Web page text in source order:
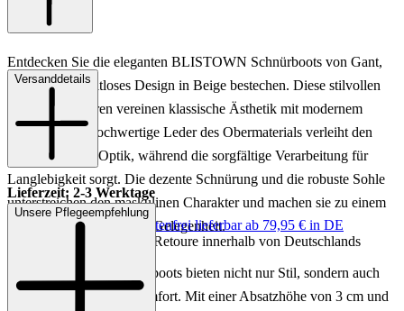
Entdecken Sie die eleganten BLISTOWN Schnürboots von Gant,
die durch ihr zeitloses Design in Beige bestechen. Diese stilvollen
Schuhe für Herren vereinen klassische Ästhetik mit modernem
Komfort. Das hochwertige Leder des Obermaterials verleiht den
Boots eine edle Optik, während die sorgfältige Verarbeitung für
Langlebigkeit sorgt. Die dezente Schnürung und die robuste Sohle
unterstreichen den maskulinen Charakter und machen sie zu einem
idealen Begleiter für jede Gelegenheit.
Die BLISTOWN Schnürboots bieten nicht nur Stil, sondern auch
hervorragenden Tragekomfort. Mit einer Absatzhöhe von 3 cm und
Versanddetails
Lieferzeit: 2-3 Werktage
Keine Versandkosten:
kostenfrei lieferbar ab 79,95 € in DE
Einfache und Kostenlose Retoure innerhalb von Deutschlands
Unsere Pflegeempfehlung